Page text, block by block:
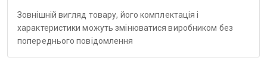
Зовнішній вигляд товару, його комплектація і
характеристики можуть змінюватися виробником без
попереднього повідомлення